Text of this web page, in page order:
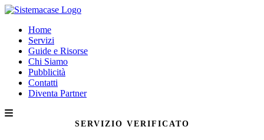
Home
Servizi
Guide e Risorse
Chi Siamo
Pubblicità
Contatti
Diventa Partner
SERVIZIO VERIFICATO